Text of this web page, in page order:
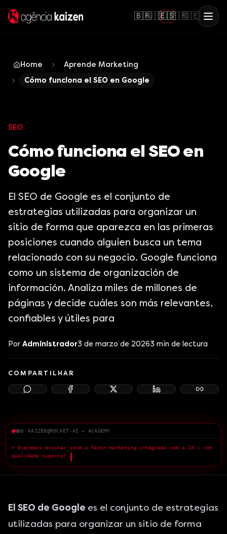
🇧🇷🇺🇸🇪🇸🇫🇷🇩🇪
Home
Aprende Marketing
Cómo funciona el SEO en Google
SEO
Cómo funciona el SEO en
Google
El SEO de Google es el conjunto de
estrategias utilizadas para organizar un
sitio de forma que aparezca en las primeras
posiciones cuando alguien busca un tema
relacionado con su negocio. Google funciona
como un sistema de organización de
información. Analiza miles de millones de
páginas y decide cuáles son más relevantes,
confiables y útiles para
Por Administrador3 de marzo de 20263 min de lectura
COMPARTILHAR
KAIZEN@ROCKET-AI — ACADEMY
> Queremos ensinar você a fazer marketing integrado com a IA — com
qualidade superior.
El SEO de Google es el conjunto de estrategias
utilizadas para organizar un sitio de forma